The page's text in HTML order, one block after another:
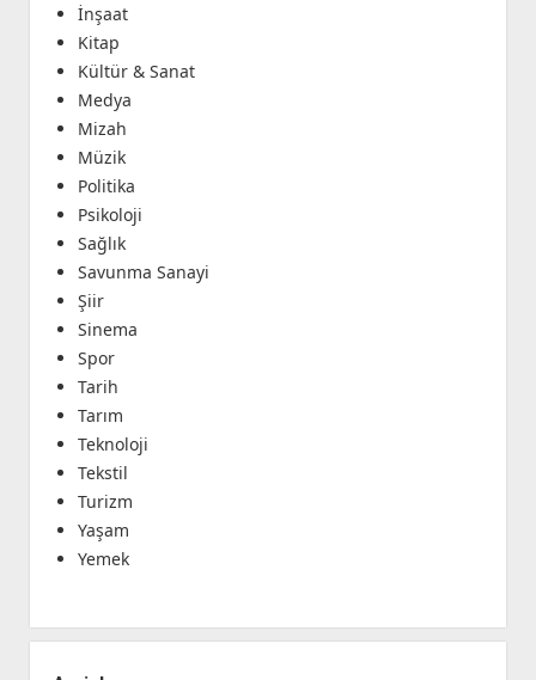
İnşaat
Kitap
Kültür & Sanat
Medya
Mizah
Müzik
Politika
Psikoloji
Sağlık
Savunma Sanayi
Şiir
Sinema
Spor
Tarih
Tarım
Teknoloji
Tekstil
Turizm
Yaşam
Yemek